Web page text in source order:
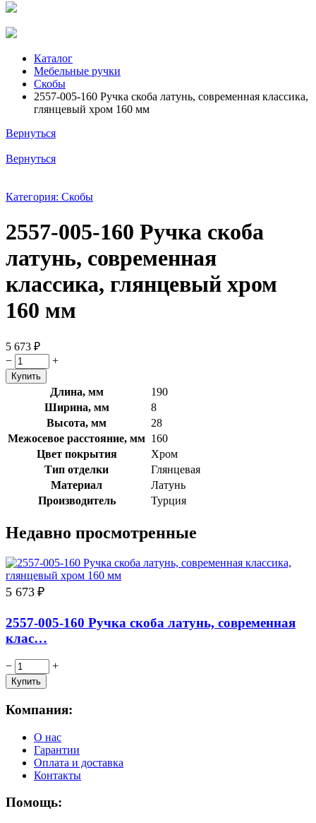
Каталог
Мебельные ручки
Скобы
2557-005-160 Ручка скоба латунь, современная классика,
глянцевый хром 160 мм
Вернуться
Вернуться
Категория: Скобы
2557-005-160 Ручка скоба
латунь, современная
классика, глянцевый хром
160 мм
5 673 ₽
−
+
Длина, мм
190
Ширина, мм
8
Высота, мм
28
Межосевое расстояние, мм 160
Цвет покрытия
Хром
Тип отделки
Глянцевая
Материал
Латунь
Производитель
Турция
Недавно просмотренные
5 673 ₽
2557-005-160 Ручка скоба латунь, современная
клас…
− +
Компания:
О нас
Гарантии
Оплата и доставка
Контакты
Помощь: